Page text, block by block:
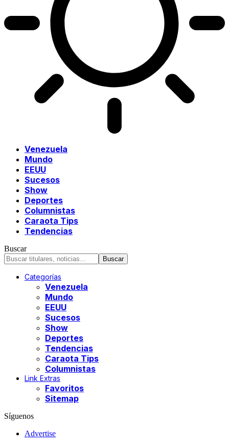
Venezuela
Mundo
EEUU
Sucesos
Show
Deportes
Columnistas
Caraota Tips
Tendencias
Buscar
Categorías
Venezuela
Mundo
EEUU
Sucesos
Show
Deportes
Tendencias
Caraota Tips
Columnistas
Link Extras
Favoritos
Sitemap
Síguenos
Advertise